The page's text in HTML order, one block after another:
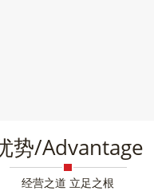
势/Advantage
经营之道 立足之根